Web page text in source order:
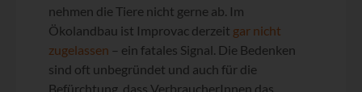
nehmen die Tiere nicht gerne ab. Im
Ökolandbau ist Improvac derzeit gar nicht
zugelassen – ein fatales Signal. Die Bedenken
sind oft unbegründet und auch für die
Befürchtung, dass VerbraucherInnen das